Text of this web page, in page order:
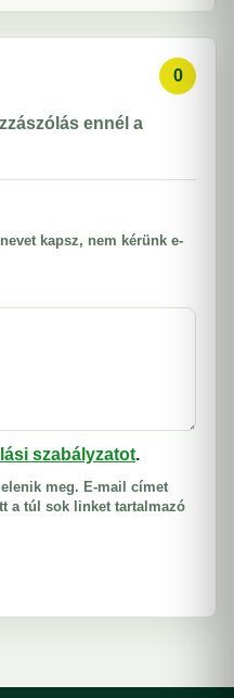
0
ennél a
kapsz, nem kérünk e-
szabályzatot.
meg. E-mail címet
a túl sok linket tartalmazó